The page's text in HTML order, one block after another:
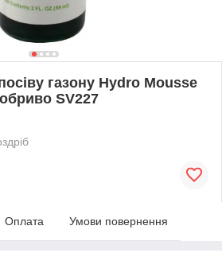
газону Hydro Mousse
SV227
Оплата Умови повернення